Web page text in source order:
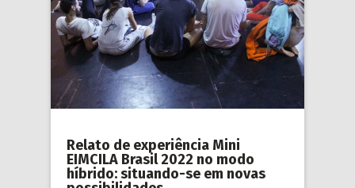
Relato de experiência Mini
EIMCILA Brasil 2022 no modo
híbrido: situando-se em novas